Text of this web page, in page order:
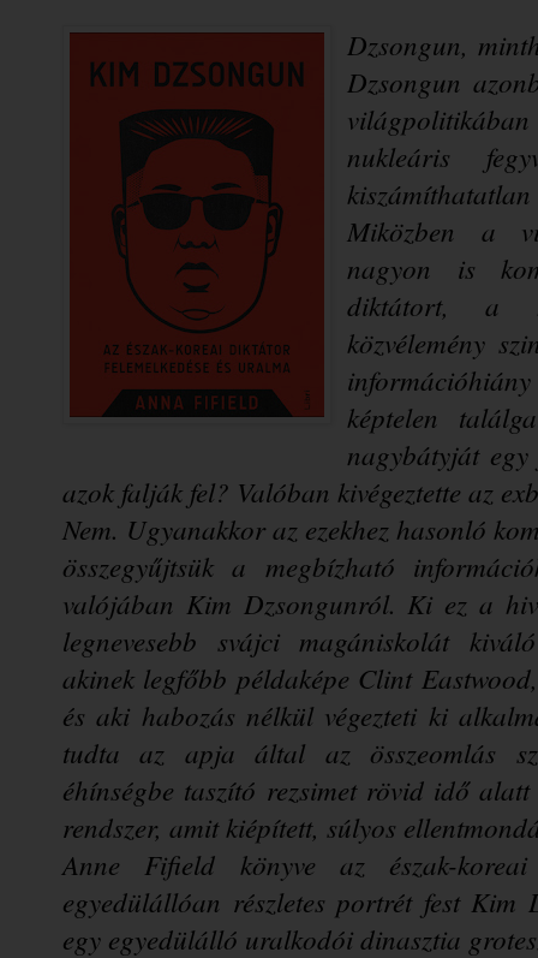
Dzsongun,
Dzsongun
világpolitikában
nukleáris
kiszámíthatatlan
Miközben a
nagyon is
diktátort, a
közvélemény
képtelen
nagybátyját
azok falják fel? Valóban kivégeztette az
Nem. Ugyanakkor az ezekhez hasonló
összegyűjtsük a megbízható
valójában Kim Dzsongunról. Ki ez a
legnevesebb svájci magániskolát
akinek legfőbb példaképe Clint
és aki habozás nélkül végezteti ki
tudta az apja által az összeomlás
éhínségbe taszító rezsimet rövid idő
rendszer, amit kiépített, súlyos
Anne Fifield könyve az észak-
egyedülállóan részletes portrét fest Kim
egy egyedülálló uralkodói dinasztia